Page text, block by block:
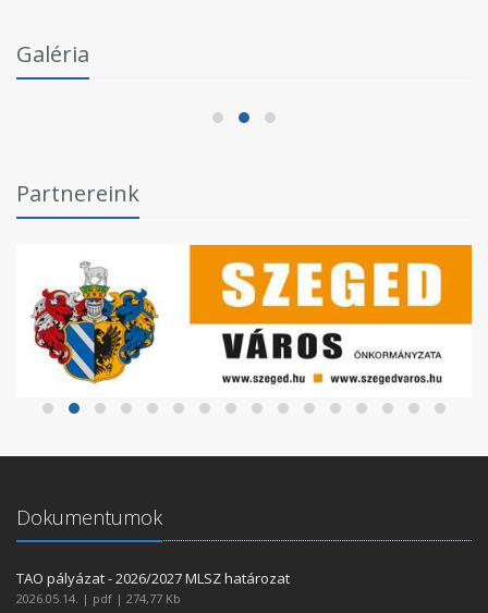
Galéria
Fórumban
2026.06.03.
Partnereink
Dokumentumok
TAO pályázat - 2026/2027 MLSZ határozat
2026.05.14. | pdf | 274,77 Kb